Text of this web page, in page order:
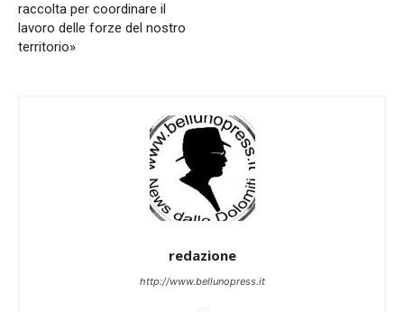
raccolta per coordinare il
lavoro delle forze del nostro
territorio»
redazione
http://www.bellunopress.it